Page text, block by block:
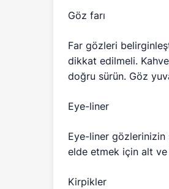
Göz farı
Far gözleri
dikkat edilmeli.
doğru sürün. Göz
Eye-liner
Eye-liner
elde etmek için alt ve
Kirpikler